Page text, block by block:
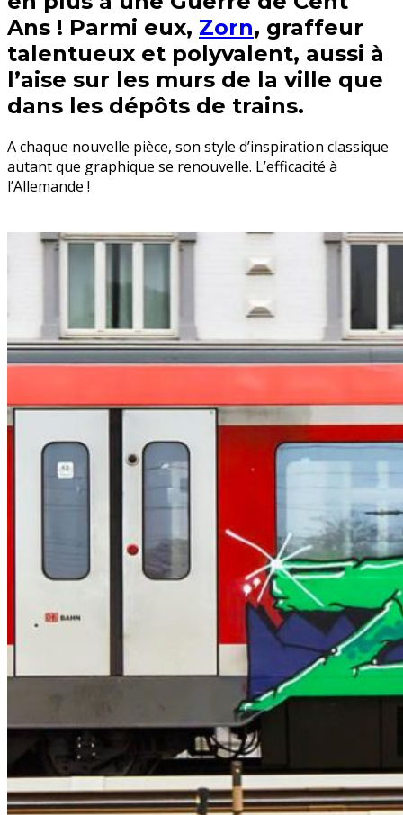
Ans ! Parmi eux, Zorn, graffeur
talentueux et polyvalent, aussi à
l’aise sur les murs de la ville que
dans les dépôts de trains.
A chaque nouvelle pièce, son style d’inspiration classique
autant que graphique se renouvelle. L’efficacité à
l’Allemande !